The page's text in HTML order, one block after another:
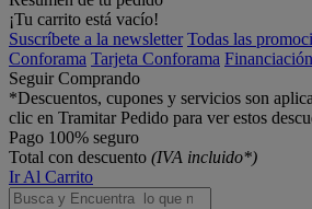
¡Tu carrito está vacío!
Suscríbete a la newsletter Todas las
Conforama Tarjeta Conforama Financiación
Seguir Comprando
*Descuentos, cupones y servicios son
clic en Tramitar Pedido para ver estos
Pago 100% seguro
Total con descuento (IVA incluido*)
Ir Al Carrito